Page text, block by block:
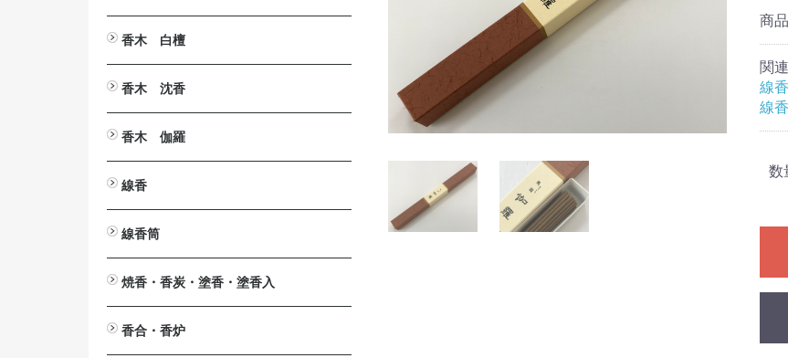
とうば筆
塔婆文字削り
塔婆入れ袋
塔婆・経木・木面専用墨液
香木 白檀
白檀・刻み
白檀・切葉
白檀・角割（分割）
白檀・塗香入
白檀・香合
白檀・腕輪（念珠）
白檀木・彫刻
入浴剤 カッコウ・白檀
白檀の香りの消毒液
香木 沈香
沈香・刻み（粉末）
沈香・爪 割 笹
沈香・原木
沈香・香合
沈香・香炉
沈香・ストラップ
沈香・腕輪
沈香・芴
沈香・彫刻
香木 伽羅
伽羅・刻み
伽羅・小割/細割
伽羅・角割（分割）
伽羅・原木
伽羅・ストラップ
線香
短寸（中寸）白檀・沈香
伽羅（伽羅調）・短寸（中寸）
長寸 白檀・沈香
伽羅（伽羅調）・長寸
大薫 白檀・沈香
伽羅（伽羅調）・大薫
ミニ寸・渦巻・防虫香 ミニ寸
渦巻
渦巻用香炉
防虫香
線香筒
黒檀
紫檀
欅（けやき）
桜
焼香・香炭・塗香・塗香入
焼香
鳳命沈香
香炭
灰ならし・灰ふるい
燃香
常香盤用抜型
塗香
塗香入
香合・香炉
商
関
線香
線香
数